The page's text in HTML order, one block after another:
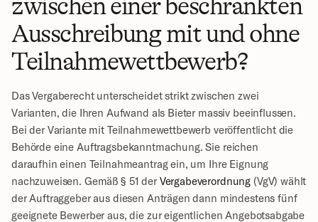
zwischen einer beschränkten
Ausschreibung mit und ohne
Teilnahmewettbewerb?
Das Vergaberecht unterscheidet strikt zwischen zwei
Varianten, die Ihren Aufwand als Bieter massiv beeinflussen.
Bei der Variante mit Teilnahmewettbewerb veröffentlicht die
Behörde eine Auftragsbekanntmachung. Sie reichen
daraufhin einen Teilnahmeantrag ein, um Ihre Eignung
nachzuweisen. Gemäß § 51 der Vergabeverordnung (VgV) wählt
der Auftraggeber aus diesen Anträgen dann mindestens fünf
geeignete Bewerber aus, die zur eigentlichen Angebotsabgabe